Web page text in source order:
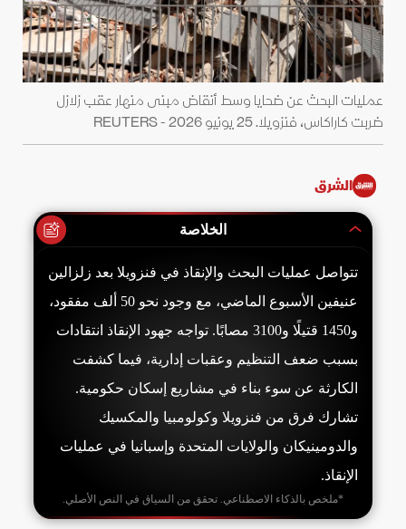
عمليات البحث عن ضحايا وسط أنقاض مبنى منهار عقب زلازل
ضربت كاراكاس، فنزويلا. 25 يونيو 2026 - REUTERS
الشرق
الخلاصة
تتواصل عمليات البحث والإنقاذ في فنزويلا بعد زلزالين
عنيفين الأسبوع الماضي، مع وجود نحو 50 ألف مفقود،
و1450 قتيلًا و3100 مصابًا. تواجه جهود الإنقاذ انتقادات
بسبب ضعف التنظيم وعقبات إدارية، فيما كشفت
الكارثة عن سوء بناء في مشاريع إسكان حكومية.
تشارك فرق من فنزويلا وكولومبيا والمكسيك
والدومينيكان والولايات المتحدة وإسبانيا في عمليات
الإنقاذ.
*ملخص بالذكاء الاصطناعي. تحقق من السياق في النص الأصلي.